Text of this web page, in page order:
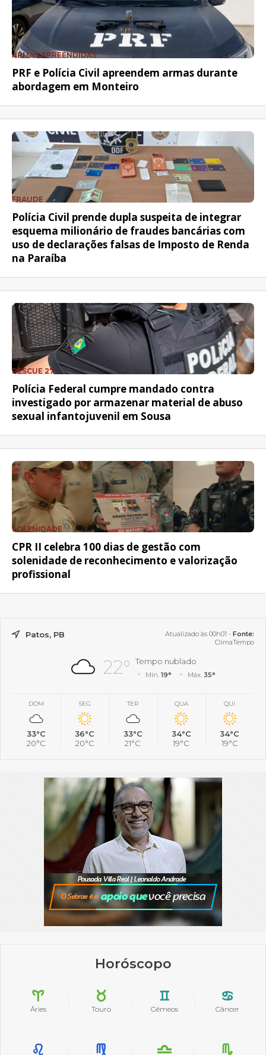
ARMAS APREENDIDAS
PRF e Polícia Civil apreendem armas durante
abordagem em Monteiro
FRAUDE
Polícia Civil prende dupla suspeita de integrar
esquema milionário de fraudes bancárias com
uso de declarações falsas de Imposto de Renda
na Paraíba
RESCUE 27
Polícia Federal cumpre mandado contra
investigado por armazenar material de abuso
sexual infantojuvenil em Sousa
SOLENIDADE
CPR II celebra 100 dias de gestão com
solenidade de reconhecimento e valorização
profissional
Patos, PB Atualizado às 00h01 - Fonte:
ClimaTempo
22° Tempo nublado
Mín.19° Máx. 35°
DOM
33°C
20°C
SEG
36°C
20°C
TER
33°C
21°C
QUA
34°C
19°C
QUI
34°C
19°C
Horóscopo
Áries Touro Gêmeos Câncer